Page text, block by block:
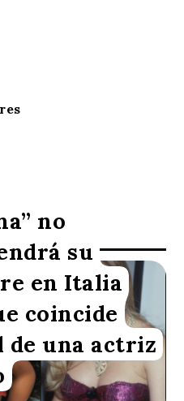
no
su
en Italia
coincide
de una actriz